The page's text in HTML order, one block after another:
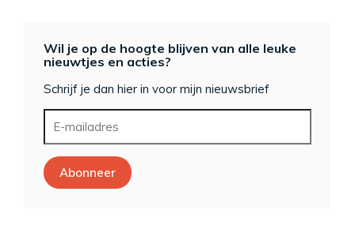
Wil je op de hoogte blijven van alle leuke
nieuwtjes en acties?
Schrijf je dan hier in voor mijn nieuwsbrief
Abonneer